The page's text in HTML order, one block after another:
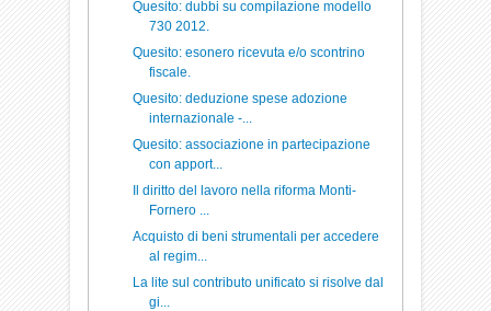
Quesito: dubbi su compilazione modello
730 2012.
Quesito: esonero ricevuta e/o scontrino
fiscale.
Quesito: deduzione spese adozione
internazionale -...
Quesito: associazione in partecipazione
con apport...
Il diritto del lavoro nella riforma Monti-
Fornero ...
Acquisto di beni strumentali per accedere
al regim...
La lite sul contributo unificato si risolve dal
gi...